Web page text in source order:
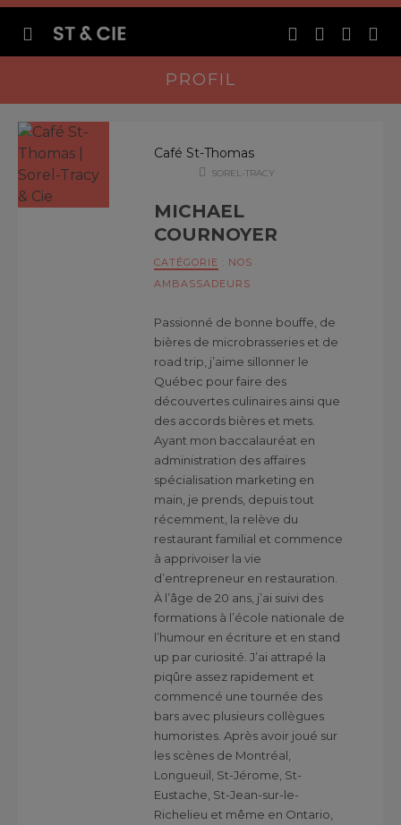
PROFIL
Café St-Thomas
SOREL-TRACY
MICHAEL
COURNOYER
CATÉGORIE : NOS
AMBASSADEURS
Passionné de bonne bouffe, de
bières de microbrasseries et de
road trip, j’aime sillonner le
Québec pour faire des
découvertes culinaires ainsi que
des accords bières et mets.
Ayant mon baccalauréat en
administration des affaires
spécialisation marketing en
main, je prends, depuis tout
récemment, la relève du
restaurant familial et commence
à apprivoiser la vie
d’entrepreneur en restauration.
À l’âge de 20 ans, j’ai suivi des
formations à l’école nationale de
l’humour en écriture et en stand
up par curiosité. J’ai attrapé la
piqûre assez rapidement et
commencé une tournée des
bars avec plusieurs collègues
humoristes. Après avoir joué sur
les scènes de Montréal,
Longueuil, St-Jérome, St-
Eustache, St-Jean-sur-le-
Richelieu et même en Ontario,